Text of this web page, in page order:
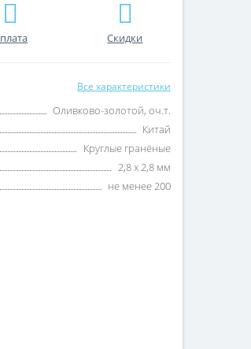
Скидки
Все характеристики
Оливково-золотой, оч.т.
Китай
Круглые гранёные
2,8 х 2,8 мм
не менее 200